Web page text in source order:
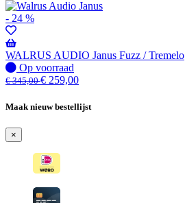
- 24 %
WALRUS AUDIO Janus Fuzz / Tremelo
Op
voorraad
Op voorraad
€345,00€ 259,00
Maak nieuw bestellijst
×